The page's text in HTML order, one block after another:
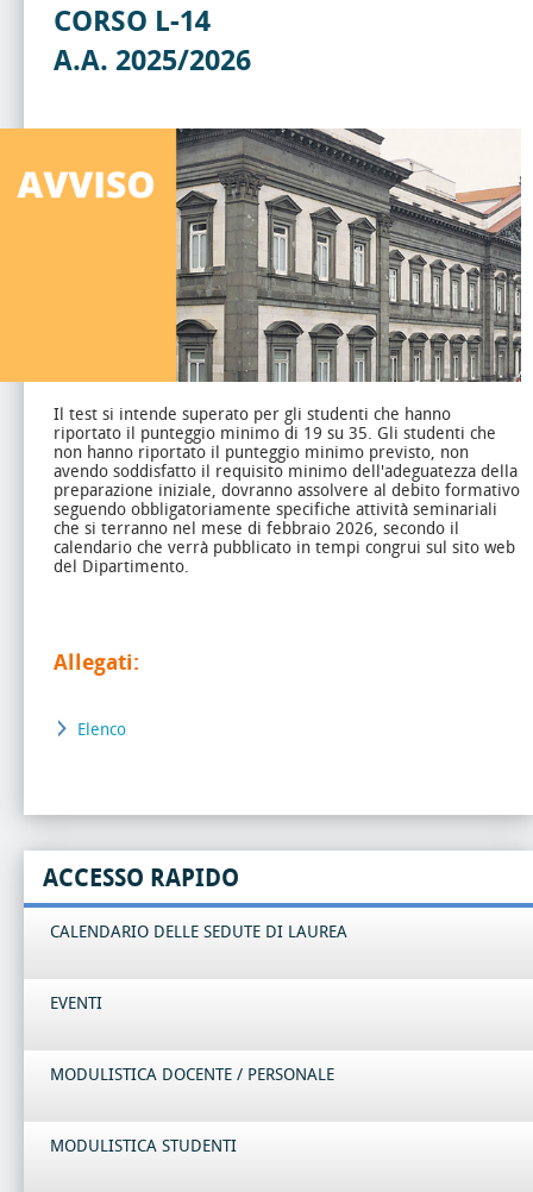
CORSO L-14
A.A. 2025/2026
Il test si intende superato per gli studenti che hanno
riportato il punteggio minimo di 19 su 35. Gli studenti che
non hanno riportato il punteggio minimo previsto, non
avendo soddisfatto il requisito minimo dell'adeguatezza della
preparazione iniziale, dovranno assolvere al debito formativo
seguendo obbligatoriamente specifiche attività seminariali
che si terranno nel mese di febbraio 2026, secondo il
calendario che verrà pubblicato in tempi congrui sul sito web
del Dipartimento.
Allegati:
Elenco
ACCESSO RAPIDO
CALENDARIO DELLE SEDUTE DI LAUREA
EVENTI
MODULISTICA DOCENTE / PERSONALE
MODULISTICA STUDENTI